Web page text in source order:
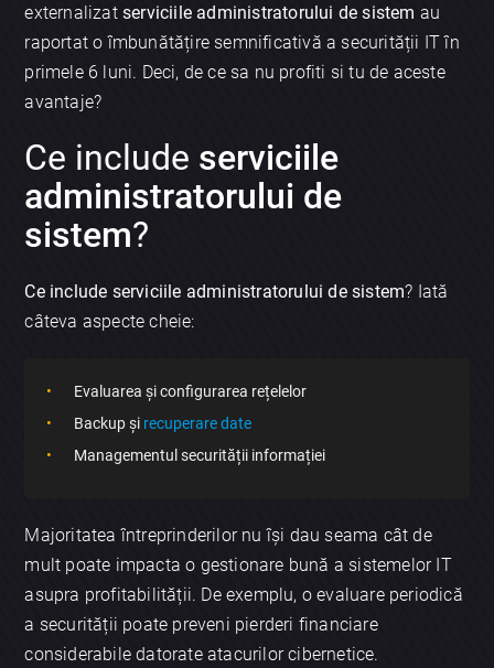
externalizatserviciile administratorului de sistem au
raportat o îmbunătățire semnificativă a securității IT în
primele 6 luni. Deci, de ce sa nu profiti si tu de aceste
avantaje?
Ce include serviciile
administratorului de
sistem?
Ce include serviciile administratorului de sistem? Iată
câteva aspecte cheie:
Evaluarea și configurarea rețelelor
Backup și recuperare date
Managementul securității informației
Majoritatea întreprinderilor nu își dau seama cât de
mult poate impacta o gestionare bună a sistemelor IT
asupra profitabilității. De exemplu, o evaluare periodică
a securității poate preveni pierderi financiare
considerabile datorate atacurilor cibernetice.